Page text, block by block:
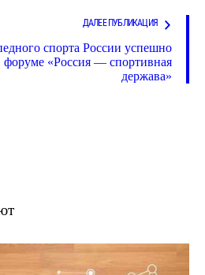
ДАЛЕЕ ПУБЛИКАЦИЯ
спорта России успешно
форуме «Россия — спортивная
держава»